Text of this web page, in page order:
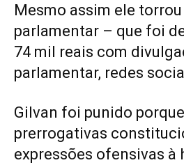
Mesmo assim ele
parlamentar – que foi
74 mil reais com
parlamentar, redes
Gilvan foi punido
prerrogativas
expressões ofensivas à